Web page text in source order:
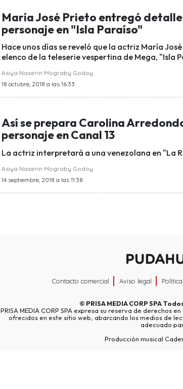
María José Prieto entregó
personaje en "Isla Paraíso"
Hace unos días se reveló que la actriz María
elenco de la teleserie vespertina de Mega, "Isla
Asiya Naserin Mograby Godoy
18 octubre, 2018 a las 16:33
Así se prepara Carolina
personaje en Canal 13
La actriz interpretará a una venezolana en "La
Asiya Naserin Mograby Godoy
14 septiembre, 2018 a las 11:38
Contacto comercial Aviso legal
© PRISA MEDIA CORP SPA
PRISA MEDIA CORP SPA expresa su reserva de derechos
ofrecidos en este sitio web, abarcando los medios de
adecuado
Producción musical